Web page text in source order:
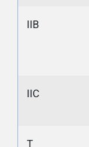
IIB
IIC
T